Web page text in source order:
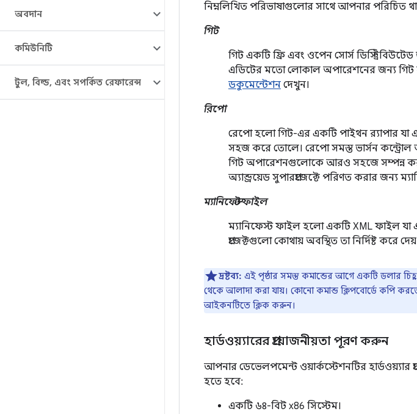
অবদান
কমিউনিটি
টুল, বিল্ড, এবং সম্পর্কিত রেফারেন্স
নিম্নলিখিত পরিভাষাগুলোর সাথে আপনার পরিচিত
গিট
গিট একটি ফ্রি এবং ওপেন সোর্স ডিস্ট্রিবিউটেড
এডিটের মতো লোকাল অপারেশনের জন্য গিট
ডকুমেন্টেশন দেখুন।
রিপো
রেপো হলো গিট-এর একটি পাইথন র‍্যাপার
সহজ করে তোলে। রেপো সমস্ত ভার্সন কন্ট্রোল
গিট অপারেশনগুলোকে আরও সহজে সম্পন্ন
অ্যান্ড্রয়েড সুপারপ্রজেক্টে পরিণত করার জন্য
ম্যানিফেস্ট ফাইল
ম্যানিফেস্ট ফাইল হলো একটি XML ফাইল যা
প্রজেক্টগুলো কোথায় অবস্থিত তা নির্দিষ্ট করে
দ্রষ্টব্য: এই পৃষ্ঠার সমস্ত কমান্ডের আগে একটি ডলার
থেকে আলাদা করা যায়। কোনো কমান্ড ক্লিপবোর্ডে কপি
আইকনটিতে ক্লিক করুন।
হার্ডওয়্যারের প্রয়োজনীয়তা পূরণ করুন
আপনার ডেভেলপমেন্ট ওয়ার্কস্টেশনটির
হতে হবে:
একটি ৬৪-বিট x86 সিস্টেম।